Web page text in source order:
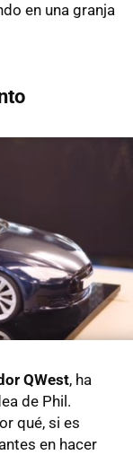
en una granja
QWest, ha
de Phil.
qué, si es
en hacer